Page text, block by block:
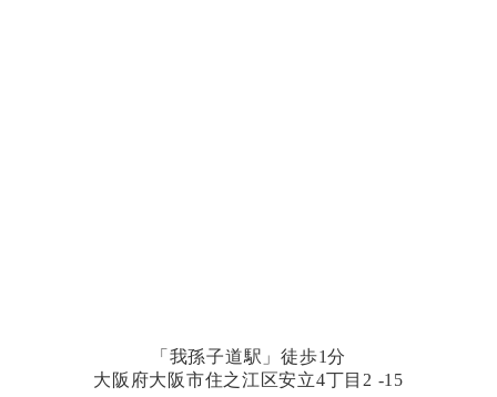
「我孫子道駅」徒歩1分
大阪府大阪市住之江区安立4丁目2 -15